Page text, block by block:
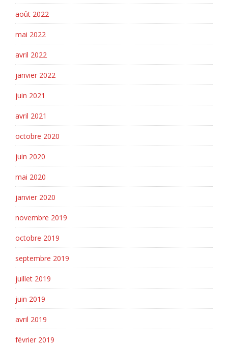
août 2022
mai 2022
avril 2022
janvier 2022
juin 2021
avril 2021
octobre 2020
juin 2020
mai 2020
janvier 2020
novembre 2019
octobre 2019
septembre 2019
juillet 2019
juin 2019
avril 2019
février 2019